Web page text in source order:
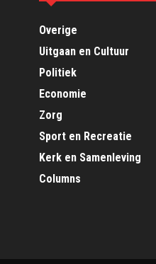
Overige
Uitgaan en Cultuur
Politiek
Economie
Zorg
Sport en Recreatie
Kerk en Samenleving
Columns